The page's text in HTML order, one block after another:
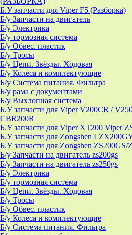
Б.У запчасти для Viper F5 (Разборка)
Б/у Запчасти на двигатель
Б/у Электрика
Б/у тормозная система
Б/у Обвес. пластик
Б/у Тросы
Б/у Цепи. Звёзды. Ходовая
Б/у Колеса и комплектующие
Б/у Система питания. Фильтра
Б/у рама с документами
Б/у Выхлопная система
Б.У запчасти для Viper V200CR /
CBR200R
Б.У запчасти для Viper XT200 Viper
Б.У запчасти для Zongshen
Б.У запчасти для Zongshen ZS200GS/
Б/у Запчасти на двигатель zs200gs
Б/у Запчасти на двигатель zs250gs
Б/у Электрика
Б/у тормозная система
Б/у Цепи. Звёзды. Ходовая
Б/у Тросы
Б/у Обвес. пластик
Б/у Колеса и комплектующие
Б/у Система питания. Фильтра